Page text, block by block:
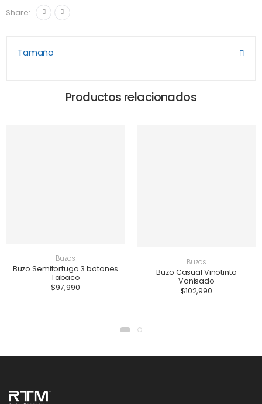
Share:
Tamaño
Productos relacionados
Buzos
Buzo Semitortuga 3 botones
Tabaco
$97,990
Buzos
Buzo Casual Vinotinto
Vanisado
$102,990